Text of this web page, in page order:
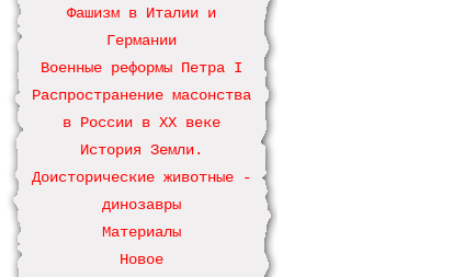
Фашизм в Италии и
Германии
Военные реформы Петра І
Распространение масонства
в России в ХХ веке
История Земли.
Доисторические животные -
динозавры
Материалы
Новое